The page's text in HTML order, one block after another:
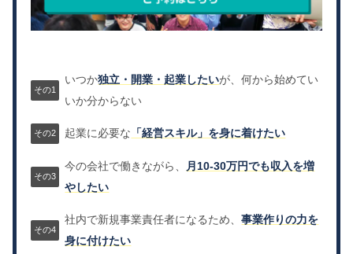
いつか独立・開業・起業したいが、何から始めてい
いか分からない
起業に必要な 「経営スキル」を身に着けたい
今の会社で働きながら、
月10-30万円でも収入を増
やしたい
社内で新規事業責任者になるため、事業作りの力を
身に付けたい